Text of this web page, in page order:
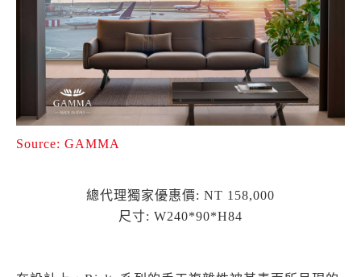
Source: GAMMA
總代理獨家優惠價: NT 158,000
尺寸: W240*90*H84